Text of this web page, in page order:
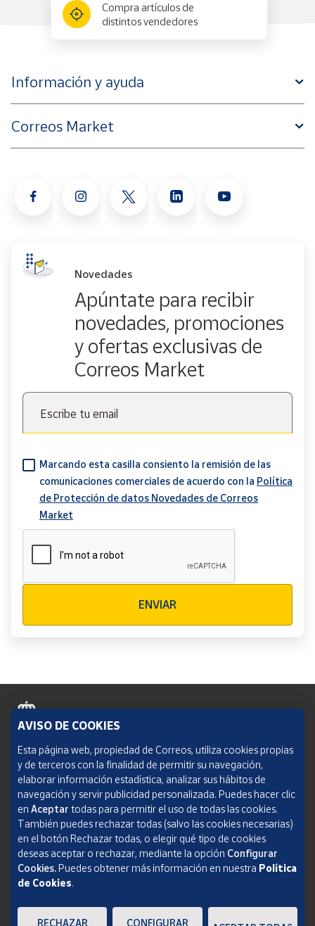
Compra artículos de
distintos vendedores
Información y ayuda
Correos Market
Novedades
Apúntate para recibir
novedades, promociones
y ofertas exclusivas de
Correos Market
Escribe tu email
Marcando esta casilla consiento la remisión de las
comunicaciones comerciales de acuerdo con la Política
de Protección de datos Novedades de Correos
Market
ENVIAR
Política de cookies
Aviso legal
Condiciones del servicio
Política de Privacidad Web
Informe de transparencia
SOCIEDAD ESTATAL CORREOS Y TELÉGRAFOS, S.A., S.M.E. Todos los derechos
AVISO DE COOKIES
Esta página web, propiedad de Correos, utiliza cookies propias
y de terceros con la finalidad de permitir su navegación,
elaborar información estadística, analizar sus hábitos de
navegación y servir publicidad personalizada. Puedes hacer clic
en Aceptar todas para permitir el uso de todas las cookies.
También puedes rechazar todas (salvo las cookies necesarias)
en el botón Rechazar todas, o elegir qué tipo de cookies
deseas aceptar o rechazar, mediante la opción Configurar
Cookies.Puedes obtener más información en nuestra Política
de Cookies.
RECHAZAR CONFIGURAR